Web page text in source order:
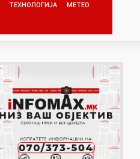
ТЕХНОЛОГИЈА МЕТЕО